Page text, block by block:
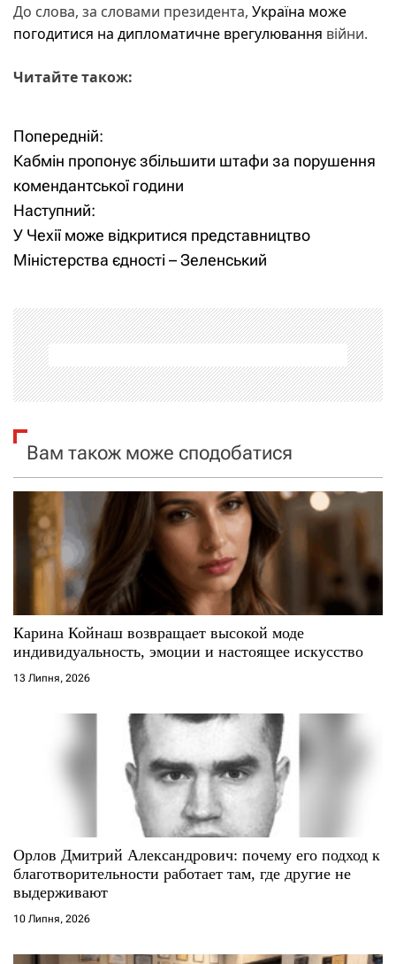
До слова, за словами президента, Україна може
погодитися на дипломатичне врегулювання війни.
Читайте також:
Н
а
в
і
а
ц
і
я
з
с
і
Попередній:
Кабмін пропонує збільшити штафи за порушення
комендантської години
Наступний:
У Чехії може відкритися представництво
Міністерства єдності – Зеленський
Вам також може сподобатися
Карина Койнаш возвращает высокой моде
индивидуальность, эмоции и настоящее искусство
13 Липня, 2026
Орлов Дмитрий Александрович: почему его подход к
благотворительности работает там, где другие не
выдерживают
10 Липня, 2026